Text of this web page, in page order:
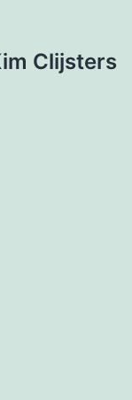
Clijsters